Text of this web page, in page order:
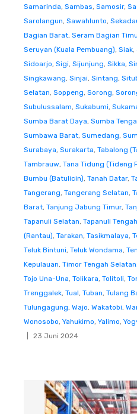
Samarinda, Sambas, Samosir,
Sarolangun, Sawahlunto,
Bagian Barat, Seram Bagian
Seruyan (Kuala Pembuang), Siak,
Sidoarjo, Sigi, Sijunjung, Sikka,
Singkawang, Sinjai, Sintang,
Selatan, Soppeng, Sorong,
Subulussalam, Sukabumi,
Sumba Barat Daya, Sumba
Sumbawa Barat, Sumedang,
Surabaya, Surakarta, Tabalong
Tambrauw, Tana Tidung (Tideng
Bumbu (Batulicin), Tanah Datar,
Tangerang, Tangerang Selatan,
Barat, Tanjung Jabung Timur,
Tapanuli Selatan, Tapanuli Tengah
(Rantau), Tarakan, Tasikmalaya,
Teluk Bintuni, Teluk Wondama,
Kepulauan, Timor Tengah Selatan
Tojo Una-Una, Tolikara, Tolitoli,
Trenggalek, Tual, Tuban, Tulang
Tulungagung, Wajo, Wakatobi,
Wonosobo, Yahukimo, Yalimo,
23 Juni 2024